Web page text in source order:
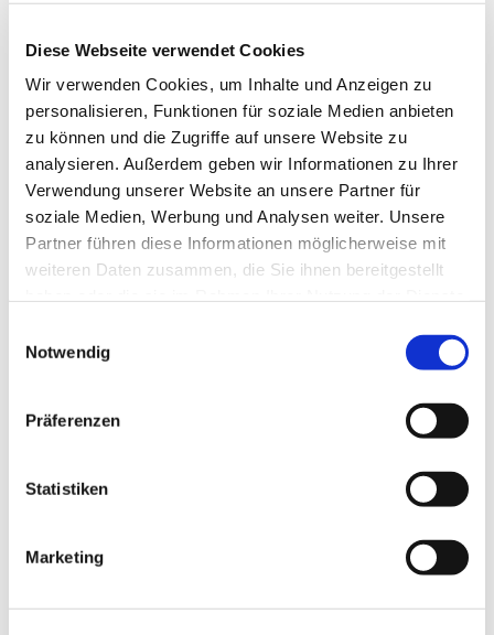
Diese Webseite verwendet Cookies
Wir verwenden Cookies, um Inhalte und Anzeigen zu
personalisieren, Funktionen für soziale Medien anbieten
zu können und die Zugriffe auf unsere Website zu
analysieren. Außerdem geben wir Informationen zu Ihrer
Verwendung unserer Website an unsere Partner für
soziale Medien, Werbung und Analysen weiter. Unsere
Partner führen diese Informationen möglicherweise mit
weiteren Daten zusammen, die Sie ihnen bereitgestellt
Notwendig
Präferenzen
Statistiken
Marketing